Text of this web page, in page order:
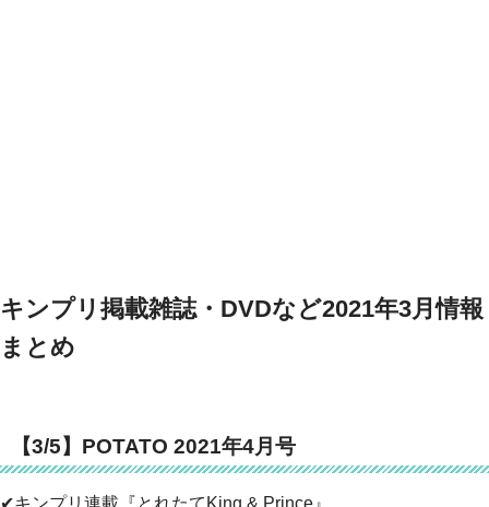
キンプリ掲載雑誌・DVDなど2021年3月情報
まとめ
【3/5】POTATO 2021年4月号